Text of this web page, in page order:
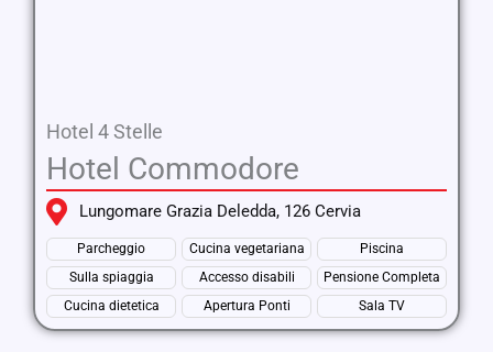
Hotel 4 Stelle
Hotel Commodore
Lungomare Grazia Deledda, 126 Cervia
Parcheggio Cucina vegetariana
Piscina
Sulla spiaggia
Accesso disabili
Pensione Completa
Cucina dietetica
Apertura Ponti Sala TV